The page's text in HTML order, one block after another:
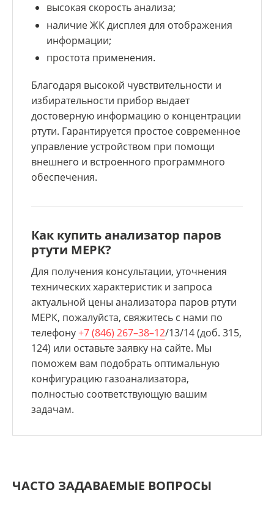
высокая скорость анализа;
наличие ЖК дисплея для отображения
информации;
простота применения.
Благодаря высокой чувствительности и
избирательности прибор выдает
достоверную информацию о концентрации
ртути. Гарантируется простое современное
управление устройством при помощи
внешнего и встроенного программного
обеспечения.
Как купить анализатор паров
ртути МЕРК?
Для получения консультации, уточнения
технических характеристик и запроса
актуальной цены анализатора паров ртути
МЕРК, пожалуйста, свяжитесь с нами по
телефону+7 (846) 267–38–12/13/14 (доб. 315,
124) или оставьте заявку на сайте. Мы
поможем вам подобрать оптимальную
конфигурацию газоанализатора,
полностью соответствующую вашим
задачам.
ЧАСТО ЗАДАВАЕМЫЕ ВОПРОСЫ